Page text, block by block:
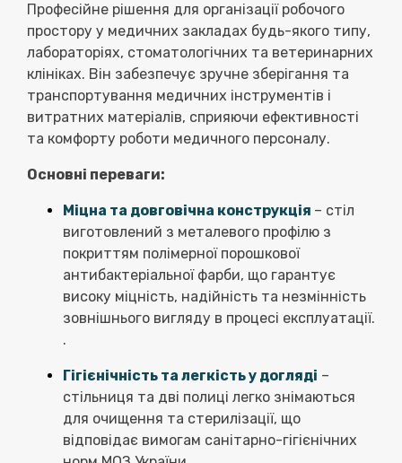
Професійне рішення для організації робочого
простору у медичних закладах будь-якого типу,
лабораторіях, стоматологічних та ветеринарних
клініках. Він забезпечує зручне зберігання та
транспортування медичних інструментів і
витратних матеріалів, сприяючи ефективності
та комфорту роботи медичного персоналу.
Основні переваги:
Міцна та довговічна конструкція – стіл
виготовлений з металевого профілю з
покриттям полімерної порошкової
антибактеріальної фарби, що гарантує
високу міцність, надійність та незмінність
зовнішнього вигляду в процесі експлуатації.
.
Гігієнічність та легкість у догляді –
стільниця та дві полиці легко знімаються
для очищення та стерилізації, що
відповідає вимогам санітарно-гігієнічних